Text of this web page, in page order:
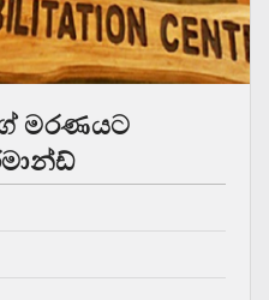
මරණයට